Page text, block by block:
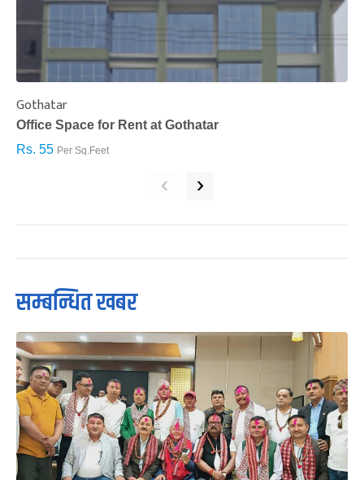
Gothatar
Office Space for Rent at Gothatar
Rs. 55 Per Sq.Feet
‹ ›
सम्बन्धित खबर